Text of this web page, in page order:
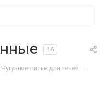
16
Чугунное литье для печей —